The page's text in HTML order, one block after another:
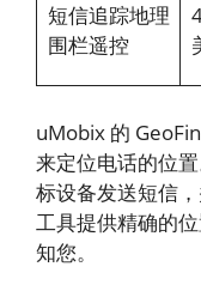
短信追踪地理
围栏遥控
uMobix 的
来定位电话的位
标设备发送短信
工具提供精确的
知您。